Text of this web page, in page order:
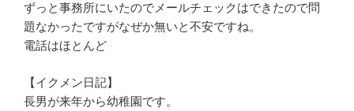
ずっと事務所にいたのでメールチェックはできたので問
題なかったですがなぜか無いと不安ですね。
電話はほとんど
【イクメン日記】
長男が来年から幼稚園です。